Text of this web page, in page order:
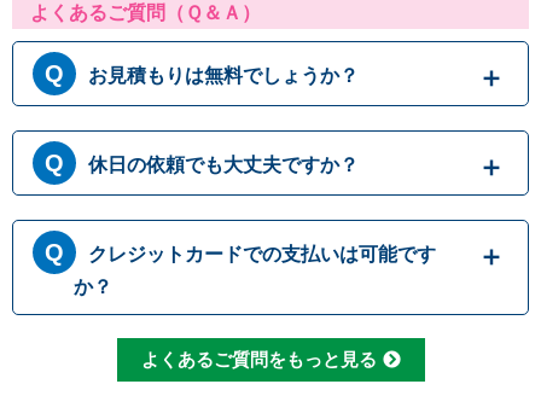
よくあるご質問（Ｑ＆Ａ）
お見積もりは無料でしょうか？
はい、まずは専門スタッフがお伺いし実際に目
で見て現場調査を行います。確認した内容を元
に、無料でお見積もりをご提示させていただき
ます。もしお見積り内容がご希望に沿わない場
合も、キャンセル料等は一切発生いたしませ
ん。お見積り内容にご納得・ご署名いただかな
ければ作業を行うことはございませんので、安
心してまずはご相談ください。
休日の依頼でも大丈夫ですか？
365日営業しております。休日、祝日、年末年
始いつでも対応可能です。それにかかる追加料
金は発生しません。ご安心ください。
クレジットカードでの支払いは可能です
か？
クレジットカードのご利用は、VISA、Maste
r、JCBカードからお選びいただけます。クレ
よくあるご質問をもっと見る